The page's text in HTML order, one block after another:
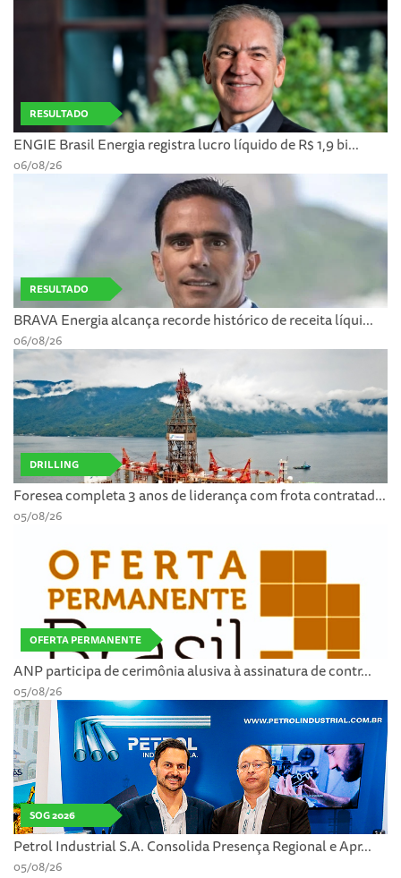
RESULTADO
ENGIE Brasil Energia registra lucro líquido de R$ 1,9 bi...
06/08/26
RESULTADO
BRAVA Energia alcança recorde histórico de receita líqui...
06/08/26
DRILLING
Foresea completa 3 anos de liderança com frota contratad...
05/08/26
OFERTA PERMANENTE
ANP participa de cerimônia alusiva à assinatura de contr...
05/08/26
SOG 2026
Petrol Industrial S.A. Consolida Presença Regional e Apr...
05/08/26